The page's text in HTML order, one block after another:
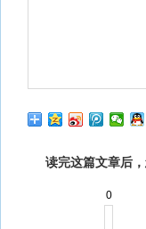
读完这篇文章后
0